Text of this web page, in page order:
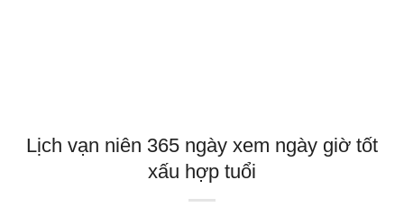
Lịch vạn niên 365 ngày xem ngày giờ tốt
xấu hợp tuổi